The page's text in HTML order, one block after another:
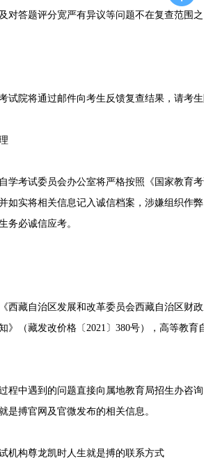
对答题评分宽严有异议等问题不在复查范围
院将通过邮件向考生反馈复查结果，请考生
考试委员会办公室将严格按照《国家教育考
如实将相关信息记入诚信档案，涉嫌组织作
务必诚信应考。
藏自治区发展和改革委员会西藏自治区财政
》（藏发改价格〔2021〕380号），高等教
中遇到的问题直接向属地教育局招生办咨询
是搏官网及官微发布的相关信息。
构尊龙凯时人生就是搏的联系方式